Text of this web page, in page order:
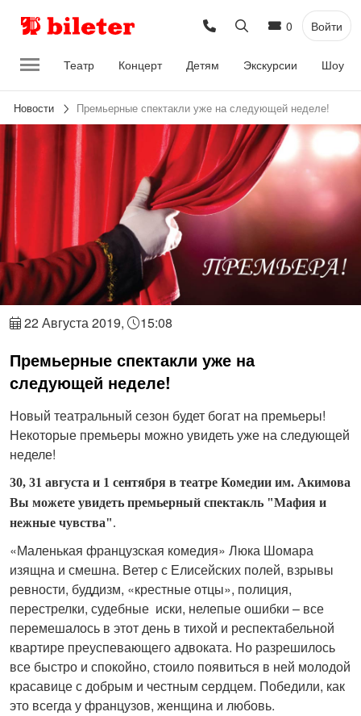
0 Войти
Театр Концерт Детям Экскурсии Шоу
Новости Премьерные спектакли уже на следующей неделе!
22 Августа 2019, 15:08
Премьерные спектакли уже на
следующей неделе!
Новый театральный сезон будет богат на премьеры!
Некоторые премьеры можно увидеть уже на следующей
неделе!
30, 31 августа и 1 сентября в театре Комедии им. Акимова
Вы можете увидеть премьерный спектакль "Мафия и
нежные чувства".
«Маленькая французская комедия» Люка Шомара
изящна и смешна. Ветер с Елисейских полей, взрывы
ревности, буддизм, «крестные отцы», полиция,
перестрелки, судебные иски, нелепые ошибки – все
перемешалось в этот день в тихой и респектабельной
квартире преуспевающего адвоката. Но разрешилось
все быстро и спокойно, стоило появиться в ней молодой
красавице с добрым и честным сердцем. Победили, как
это всегда у французов, женщина и любовь.